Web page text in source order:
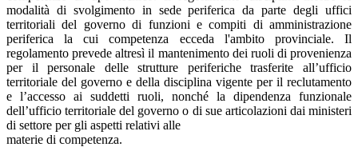
modalità di svolgimento in sede periferica da parte degli uffici
territoriali del governo di funzioni e compiti di amministrazione
periferica la cui competenza ecceda l'ambito provinciale. Il
regolamento prevede altresì il mantenimento dei ruoli di provenienza
per il personale delle strutture periferiche trasferite all’ufficio
territoriale del governo e della disciplina vigente per il reclutamento
e l’accesso ai suddetti ruoli, nonché la dipendenza funzionale
dell’ufficio territoriale del governo o di sue articolazioni dai ministeri
di settore per gli aspetti relativi alle
materie di competenza.